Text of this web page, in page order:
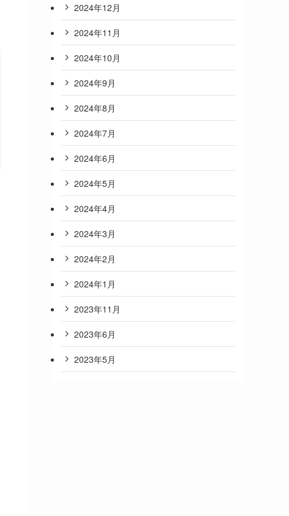
2024年12月
2024年11月
2024年10月
2024年9月
2024年8月
2024年7月
2024年6月
2024年5月
2024年4月
2024年3月
2024年2月
2024年1月
2023年11月
2023年6月
2023年5月